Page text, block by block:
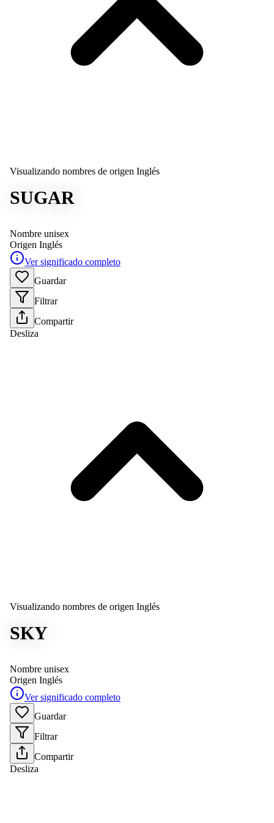
Visualizando nombres de origen Inglés
SUGAR
Nombre unisex
Origen Inglés
Ver significado completo
Guardar
Filtrar
Compartir
Desliza
Visualizando nombres de origen Inglés
SKY
Nombre unisex
Origen Inglés
Ver significado completo
Guardar
Filtrar
Compartir
Desliza